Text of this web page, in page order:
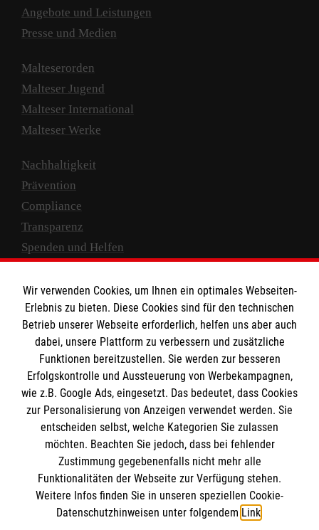
Angebote und Leistungen
Presse und Medien
Malteserorden
Malteser Jugend
Malteser International
Malteser Werke
Nachhaltigkeit
Prävention
Compliance
Transparenz
Spenden und Helfen
Empfänger: Malteser Hilfsdienst e.V.
IBAN: DE10 3706 0120 1201 2000 12
BIC: GENODED 1PA7
Newsletter abonnieren
Wir verwenden Cookies, um Ihnen ein optimales Webseiten-
Erlebnis zu bieten. Diese Cookies sind für den technischen
Betrieb unserer Webseite erforderlich, helfen uns aber auch
dabei, unsere Plattform zu verbessern und zusätzliche
Funktionen bereitzustellen. Sie werden zur besseren
Erfolgskontrolle und Aussteuerung von Werbekampagnen,
wie z.B. Google Ads, eingesetzt. Das bedeutet, dass Cookies
zur Personalisierung von Anzeigen verwendet werden. Sie
entscheiden selbst, welche Kategorien Sie zulassen
möchten. Beachten Sie jedoch, dass bei fehlender
Zustimmung gegebenenfalls nicht mehr alle
Funktionalitäten der Webseite zur Verfügung stehen.
Weitere Infos finden Sie in unseren speziellen Cookie-
Datenschutzhinweisen unter folgendem Link.